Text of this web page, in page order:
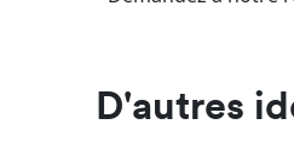
D'autres